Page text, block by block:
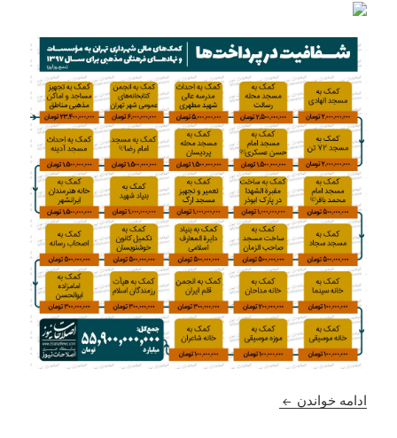
ادامه خواندن شفافیت در پرداخت ها ! بودجه ی نهاد های مذهبی